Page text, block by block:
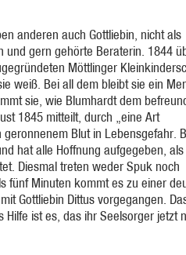
anderen auch Gottliebin, nicht als
und gern gehörte Beraterin. 1844
Möttlinger
weiß. Bei all dem bleibt sie ein
sie, wie Blumhardt dem
1845 mitteilt, durch „eine Art
Blut in Lebensgefahr.
hat alle Hoffnung aufgegeben, als
Diesmal treten weder Spuk noch
fünf Minuten kommt es zu einer
Gottliebin Dittus vorgegangen.
Hilfe ist es, das ihr Seelsorger jetzt